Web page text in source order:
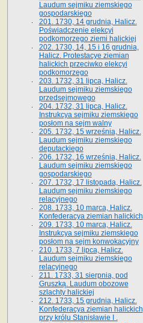
Laudum sejmiku ziemskiego
gospodarskiego
201. 1730, 14 grudnia, Halicz.
Poświadczenie elekcyi
podkomorzego ziemi halickiej
202. 1730, 14, 15 i 16 grudnia,
Halicz. Protestacye ziemian
halickich przeciwko elekcyi
podkomorzego
203. 1732, 31 lipca, Halicz.
Laudum sejmiku ziemskiego
przedsejmowego
204. 1732, 31 lipca, Halicz.
Instrukcya sejmiku ziemskiego
posłom na sejm walny
205. 1732, 15 września, Halicz.
Laudum sejmiku ziemskiego
deputackiego
206. 1732, 16 września, Halicz.
Laudum sejmiku ziemskiego
gospodarskiego
207. 1732, 17 listopada, Halicz.
Laudum sejmiku ziemskiego
relacyjnego
208. 1733, 10 marca, Halicz.
Konfederacya ziemian halickich­
209. 1733, 10 marca, Halicz.
Instrukcya sejmiku ziemskiego
posłom na sejm konwokacyjny
210. 1733, 7 lipca, Halicz.
Laudum sejmiku ziemskiego
relacyjnego
211. 1733, 31 sierpnia, pod
Gruszką. Laudum obozowe
szlachty halickiej
212. 1733, 15 grudnia, Halicz.
Konfederacya ziemian halickich
przy królu Stanisławie I .